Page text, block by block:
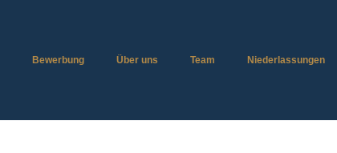
Bewerbung Über uns Team Niederlassungen